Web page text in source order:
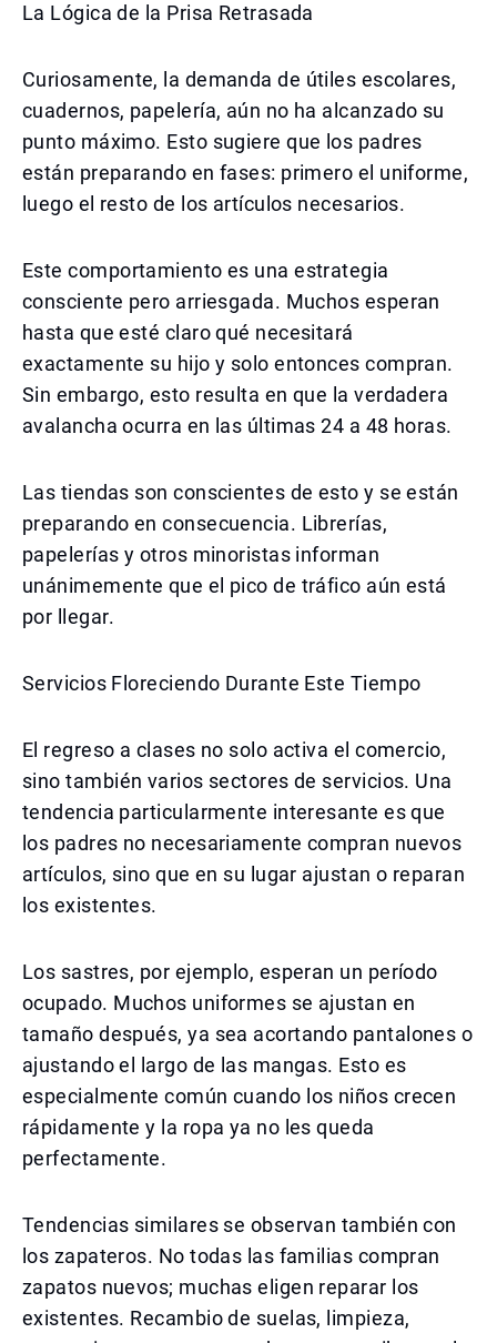
La Lógica de la Prisa Retrasada
Curiosamente, la demanda de útiles escolares,
cuadernos, papelería, aún no ha alcanzado su
punto máximo. Esto sugiere que los padres
están preparando en fases: primero el uniforme,
luego el resto de los artículos necesarios.
Este comportamiento es una estrategia
consciente pero arriesgada. Muchos esperan
hasta que esté claro qué necesitará
exactamente su hijo y solo entonces compran.
Sin embargo, esto resulta en que la verdadera
avalancha ocurra en las últimas 24 a 48 horas.
Las tiendas son conscientes de esto y se están
preparando en consecuencia. Librerías,
papelerías y otros minoristas informan
unánimemente que el pico de tráfico aún está
por llegar.
Servicios Floreciendo Durante Este Tiempo
El regreso a clases no solo activa el comercio,
sino también varios sectores de servicios. Una
tendencia particularmente interesante es que
los padres no necesariamente compran nuevos
artículos, sino que en su lugar ajustan o reparan
los existentes.
Los sastres, por ejemplo, esperan un período
ocupado. Muchos uniformes se ajustan en
tamaño después, ya sea acortando pantalones o
ajustando el largo de las mangas. Esto es
especialmente común cuando los niños crecen
rápidamente y la ropa ya no les queda
perfectamente.
Tendencias similares se observan también con
los zapateros. No todas las familias compran
zapatos nuevos; muchas eligen reparar los
existentes. Recambio de suelas, limpieza,